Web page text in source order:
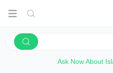
Ask Now About